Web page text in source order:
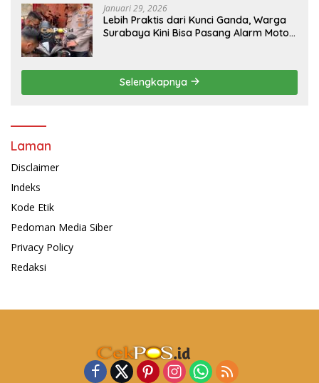
Januari 29, 2026
Lebih Praktis dari Kunci Ganda, Warga
Surabaya Kini Bisa Pasang Alarm Motor
Selengkapnya
Laman
Disclaimer
Indeks
Kode Etik
Pedoman Media Siber
Privacy Policy
Redaksi